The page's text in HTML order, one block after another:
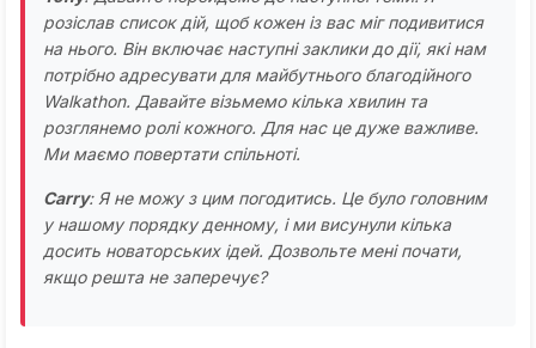
розіслав список дій, щоб кожен із вас міг подивитися
на нього. Він включає наступні заклики до дії, які нам
потрібно адресувати для майбутнього благодійного
Walkathon. Давайте візьмемо кілька хвилин та
розглянемо ролі кожного. Для нас це дуже важливе.
Ми маємо повертати спільноті.
Carry: Я не можу з цим погодитись. Це було головним
у нашому порядку денному, і ми висунули кілька
досить новаторських ідей. Дозвольте мені почати,
якщо решта не заперечує?